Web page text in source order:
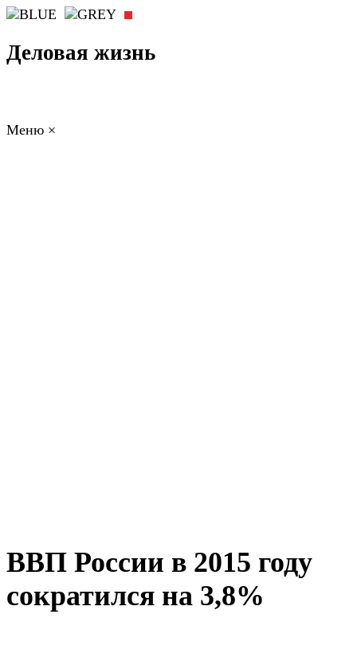
Деловая жизнь
Меню ×
ВВП России в 2015 году
сократился на 3,8%